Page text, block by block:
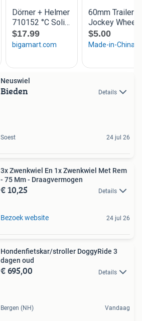
Neuswiel
Bieden Details
Soest 24 jul 26
3x Zwenkwiel En 1x Zwenkwiel Met Rem
- 75 Mm - Draagvermogen
€ 10,25 Details
Bezoek website 24 jul 26
Hondenfietskar/stroller DoggyRide 3
dagen oud
€ 695,00 Details
Bergen (NH) Vandaag